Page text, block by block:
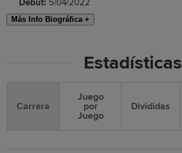
Debut: 5/04/2022
Más Info Biográfica +
Estadísticas
Carrera
Juego
por
Juego
Divididas